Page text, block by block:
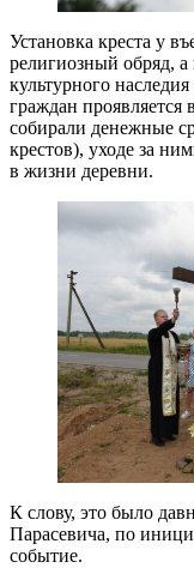
Установка креста у
религиозный обряд,
культурного
граждан проявляется
собирали денежные
крестов), уходе за
в жизни деревни.
К слову, это было
Парасевича, по
событие.